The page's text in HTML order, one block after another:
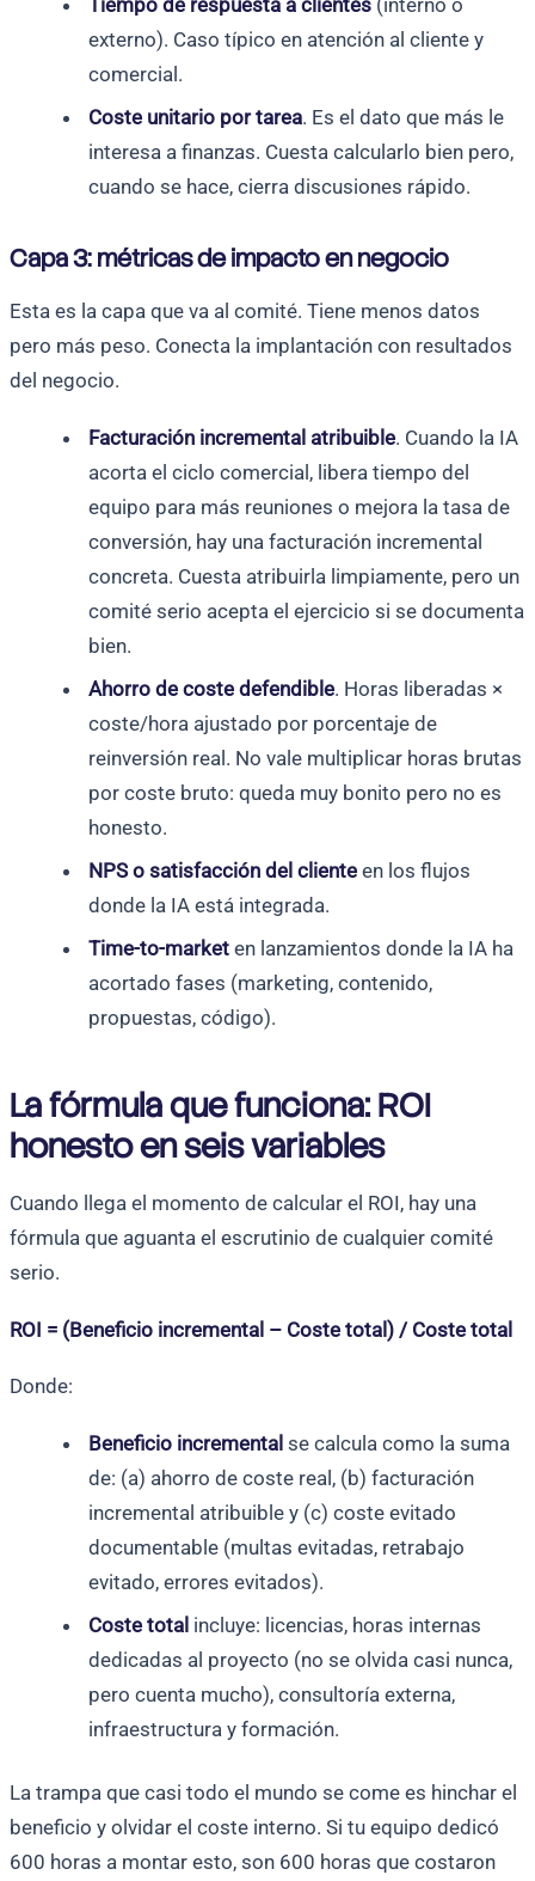
Tiempo de respuesta a clientes (interno o
externo). Caso típico en atención al cliente y
comercial.
Coste unitario por tarea. Es el dato que más le
interesa a finanzas. Cuesta calcularlo bien pero,
cuando se hace, cierra discusiones rápido.
Capa 3: métricas de impacto en negocio
Esta es la capa que va al comité. Tiene menos datos
pero más peso. Conecta la implantación con resultados
del negocio.
Facturación incremental atribuible. Cuando la IA
acorta el ciclo comercial, libera tiempo del
equipo para más reuniones o mejora la tasa de
conversión, hay una facturación incremental
concreta. Cuesta atribuirla limpiamente, pero un
comité serio acepta el ejercicio si se documenta
bien.
Ahorro de coste defendible. Horas liberadas ×
coste/hora ajustado por porcentaje de
reinversión real. No vale multiplicar horas brutas
por coste bruto: queda muy bonito pero no es
honesto.
NPS o satisfacción del cliente en los flujos
donde la IA está integrada.
Time-to-market en lanzamientos donde la IA ha
acortado fases (marketing, contenido,
propuestas, código).
La fórmula que funciona: ROI
honesto en seis variables
Cuando llega el momento de calcular el ROI, hay una
fórmula que aguanta el escrutinio de cualquier comité
serio.
ROI = (Beneficio incremental – Coste total) / Coste total
Donde:
Beneficio incremental se calcula como la suma
de: (a) ahorro de coste real, (b) facturación
incremental atribuible y (c) coste evitado
documentable (multas evitadas, retrabajo
evitado, errores evitados).
Coste total incluye: licencias, horas internas
dedicadas al proyecto (no se olvida casi nunca,
pero cuenta mucho), consultoría externa,
infraestructura y formación.
La trampa que casi todo el mundo se come es hinchar el
beneficio y olvidar el coste interno. Si tu equipo dedicó
600 horas a montar esto, son 600 horas que costaron